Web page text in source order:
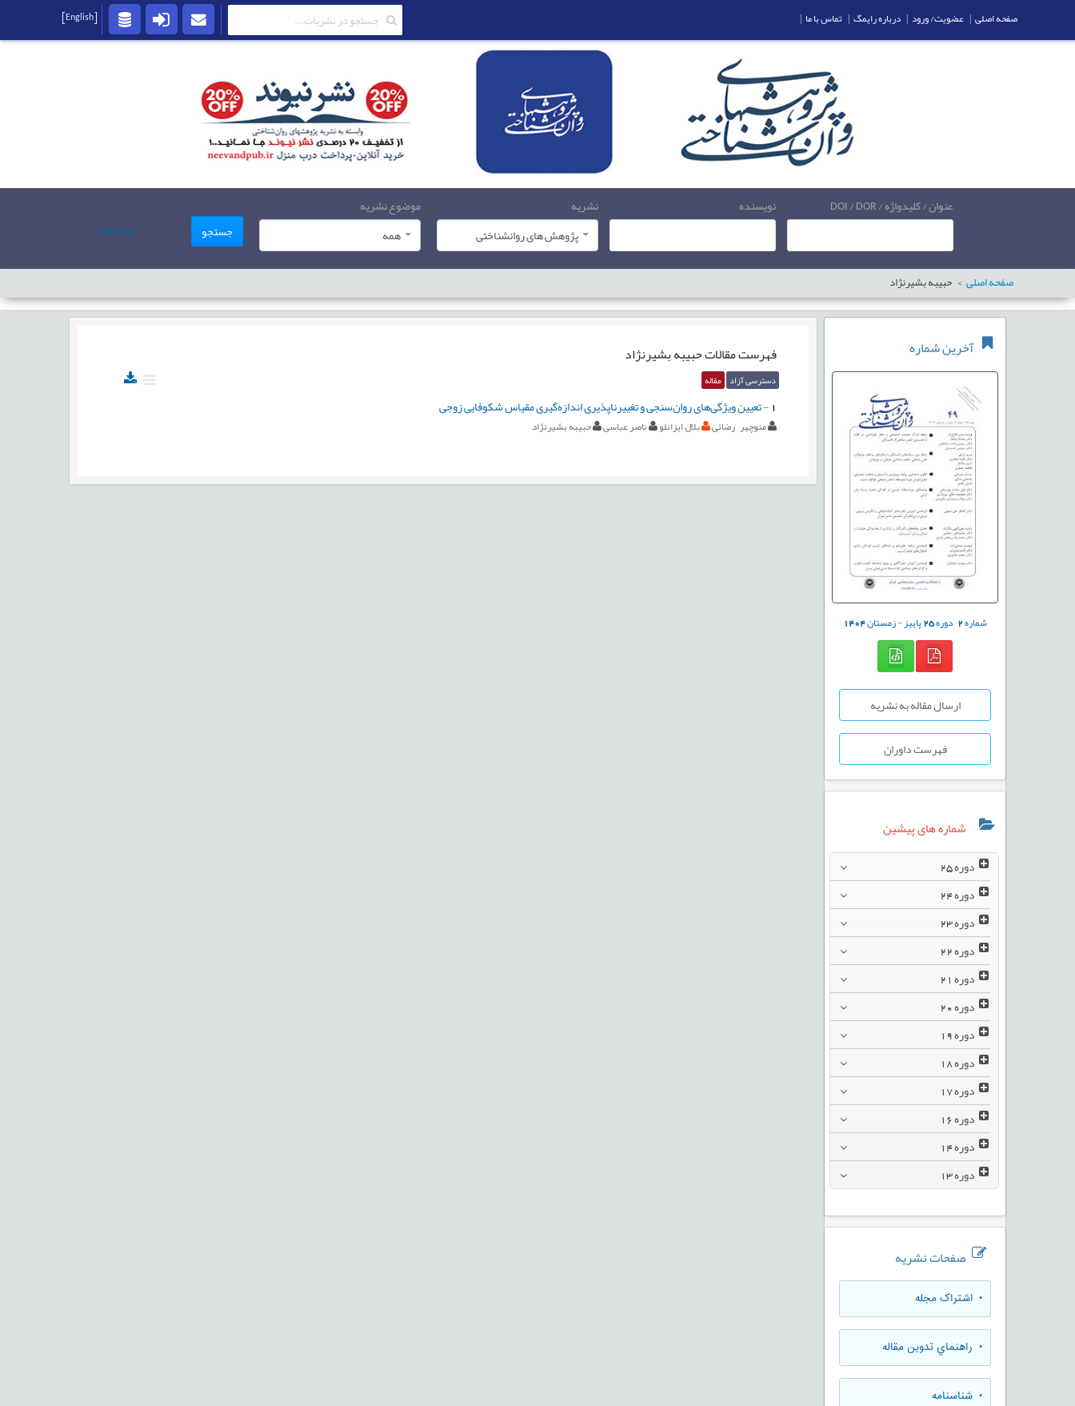
عنوان / کلیدواژه / DOI / DOR نویسنده
نشریه
پژوهش های روانشناختی
موضوع نشریه
همه
جستجو پیشرفته
صفحه اصلی حبیبه بشیرنژاد
آخرین شماره
شماره2 دوره25پاییز - زمستان1404
ارسال مقاله به نشریه
فهرست داوران
شماره های پیشین
دوره
دوره
دوره
دوره
دوره
دوره
دوره
دوره
دوره
دوره
دوره
دوره
صفحات نشریه
• اشتراک مجله
• راهنماي تدوين مقاله
• شناسنامه
فهرست مقالاتحبیبه بشیرنژاد
دسترسی آزاد مقاله
1
-تعیین ویژگی‌های روان‌سنجی و تغییرناپذیری اندازه‌گیری مقیاس شکوفایی زوجی
منوچهر رضائی بلال ایزانلو ناصر عباسی حبیبه بشیرنژاد
صفحه اصلی | عضویت/ ورود | درباره رایمگ | تماس با ما |
[English]